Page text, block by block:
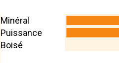
Minéral
Puissance
Boisé